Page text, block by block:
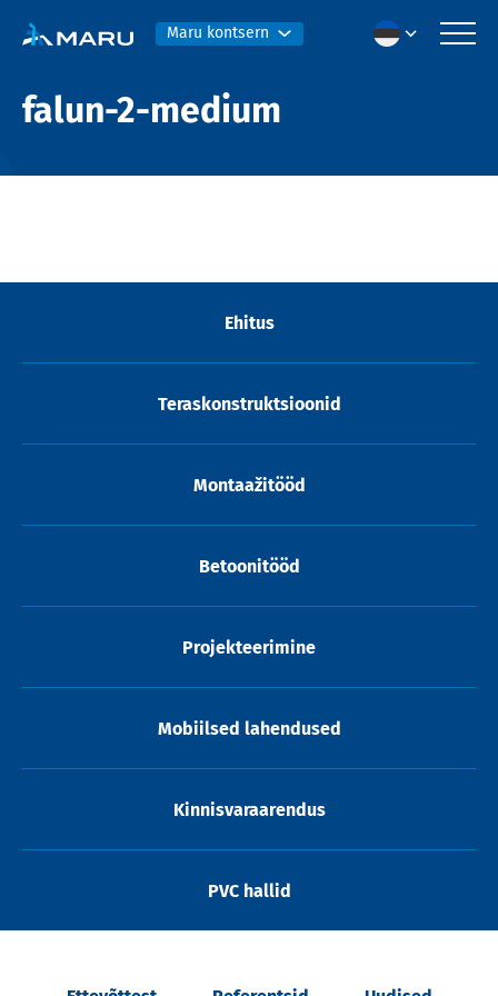
Maru kontsern
falun-2-medium
Ehitus
Teraskonstruktsioonid
Montaažitööd
Betoonitööd
Projekteerimine
Mobiilsed lahendused
Kinnisvaraarendus
PVC hallid